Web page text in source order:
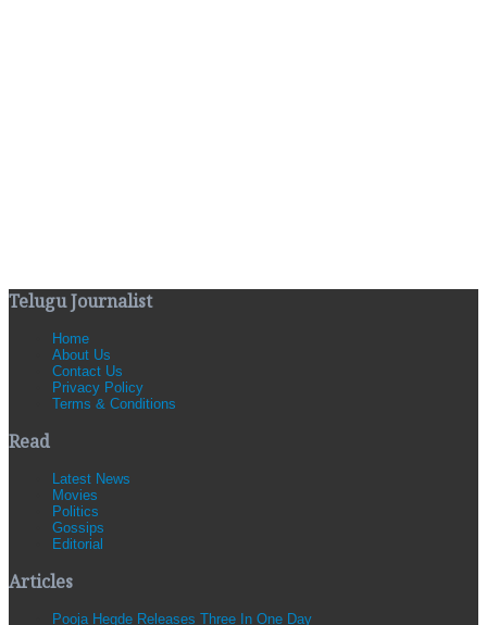
Telugu Journalist
Home
About Us
Contact Us
Privacy Policy
Terms & Conditions
Read
Latest News
Movies
Politics
Gossips
Editorial
Articles
Pooja Hegde Releases Three In One Day